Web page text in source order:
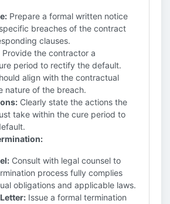
Prepare a formal written notice
breaches of the contract
clauses.
Provide the contractor a
period to rectify the default.
align with the contractual
nature of the breach.
Clearly state the actions the
take within the cure period to
Consult with legal counsel to
process fully complies
obligations and applicable laws.
Issue a formal termination